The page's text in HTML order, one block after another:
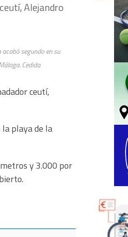
Alejandro
acabó segundo en su
Cedida
ceutí,
playa de la
y 3.000 por